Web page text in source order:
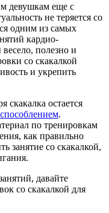
девушкам еще с
не теряется со
одним из самых
кардио-
полезно и
со скакалкой
и укрепить
скакалка остается
.
по тренировкам
как правильно
занятие со скакалкой,
давайте
со скакалкой для